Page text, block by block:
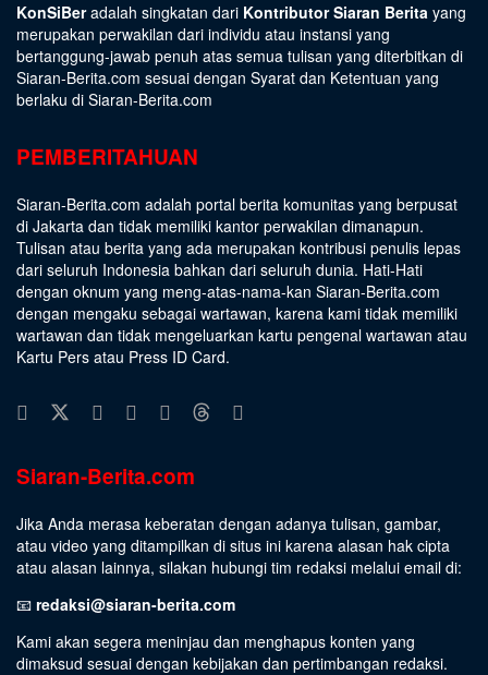
KonSiBeradalah singkatan dari Kontributor Siaran Berita yang
merupakan perwakilan dari individu atau instansi yang
bertanggung-jawab penuh atas semua tulisan yang diterbitkan di
Siaran-Berita.com sesuai dengan Syarat dan Ketentuan yang
berlaku di Siaran-Berita.com
PEMBERITAHUAN
Siaran-Berita.com adalah portal berita komunitas yang berpusat
di Jakarta dan tidak memiliki kantor perwakilan dimanapun.
Tulisan atau berita yang ada merupakan kontribusi penulis lepas
dari seluruh Indonesia bahkan dari seluruh dunia. Hati-Hati
dengan oknum yang meng-atas-nama-kan Siaran-Berita.com
dengan mengaku sebagai wartawan, karena kami tidak memiliki
wartawan dan tidak mengeluarkan kartu pengenal wartawan atau
Kartu Pers atau Press ID Card.
Siaran-Berita.com
Jika Anda merasa keberatan dengan adanya tulisan, gambar,
atau video yang ditampilkan di situs ini karena alasan hak cipta
atau alasan lainnya, silakan hubungi tim redaksi melalui email di:
📧 redaksi@siaran-berita.com
Kami akan segera meninjau dan menghapus konten yang
dimaksud sesuai dengan kebijakan dan pertimbangan redaksi.